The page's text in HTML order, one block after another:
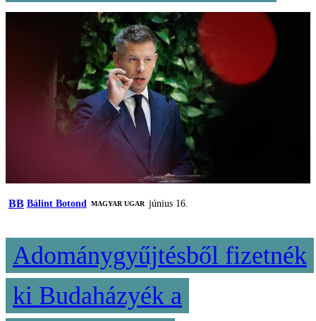
BB Bálint Botond MAGYAR UGAR június 16.
Adománygyűjtésből fizetnék
ki Budaházyék a